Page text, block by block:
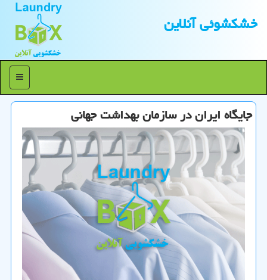
خشكشوئی آنلاین
منو
جایگاه ایران در سازمان بهداشت جهانی